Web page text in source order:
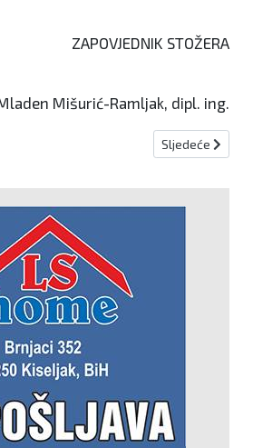
ZAPOVJEDNIK STOŽERA
Mišurić-Ramljak, dipl. ing.
pozitivna na korona virus prebačena u
Sljedeći članak:
Sljedeće